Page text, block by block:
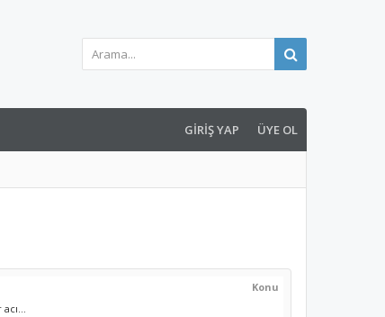
GIRIŞ YAP ÜYE OL
Konu